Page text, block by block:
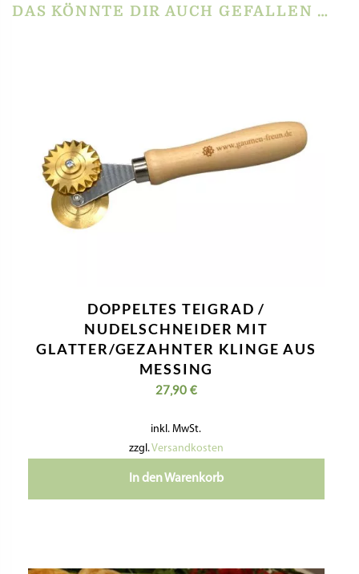
DAS KÖNNTE DIR AUCH GEFALLEN …
DOPPELTES TEIGRAD /
NUDELSCHNEIDER MIT
GLATTER/GEZAHNTER KLINGE AUS
MESSING
27,90 €
inkl. MwSt.
zzgl.Versandkosten
In den Warenkorb